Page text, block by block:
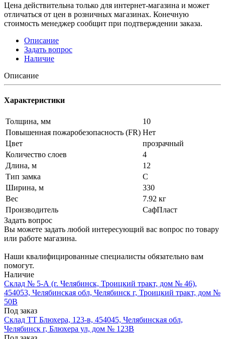
Цена действительна только для интернет-магазина и может
отличаться от цен в розничных магазинах. Конечную
стоимость менеджер сообщит при подтверждении заказа.
Описание
Задать вопрос
Наличие
Описание
Характеристики
Толщина, мм
10
Повышенная пожаробезопасность (FR) Нет
Цвет
прозрачный
Количество слоев
4
Длина, м
12
Тип замка
C
Ширина, м
330
Вес
7.92 кг
Производитель
СафПласт
Задать вопрос
Вы можете задать любой интересующий вас вопрос по товару
или работе магазина.
Наши квалифицированные специалисты обязательно вам
помогут.
Наличие
Склад № 5-А (г. Челябинск, Троицкий тракт, дом № 46),
454053, Челябинская обл, Челябинск г, Троицкий тракт, дом №
50В
Под заказ
Склад ТТ Блюхера, 123-в, 454045, Челябинская обл,
Челябинск г, Блюхера ул, дом № 123В